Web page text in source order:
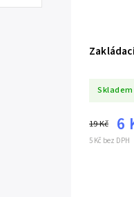
Skladem
5 Kč bez DPH
19 Kč 6